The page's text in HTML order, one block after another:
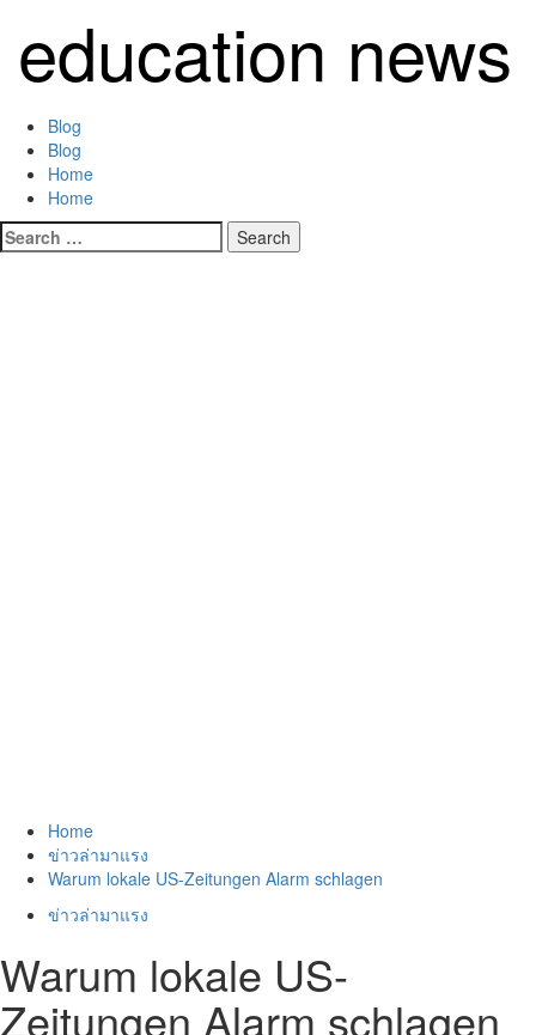
content
education news
Primary
Menu
Blog
Blog
Home
Home
Search
for:
Home
ข่าวล่ามาแรง
Warum lokale US-Zeitungen Alarm schlagen
ข่าวล่ามาแรง
Warum lokale US-
Zeitungen Alarm schlagen